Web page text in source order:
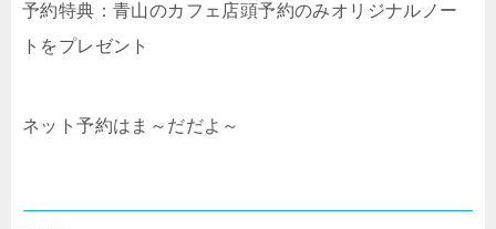
予約特典：青山のカフェ店頭予約のみオリジナルノー
トをプレゼント
ネット予約はま～だだよ～